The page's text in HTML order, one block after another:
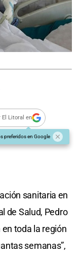
El Litoral en
preferidos en Google
sanitaria en
de Salud, Pedro
toda la región
semanas”,